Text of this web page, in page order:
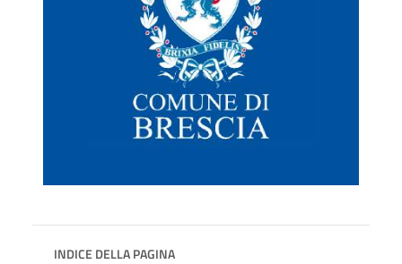
INDICE DELLA PAGINA